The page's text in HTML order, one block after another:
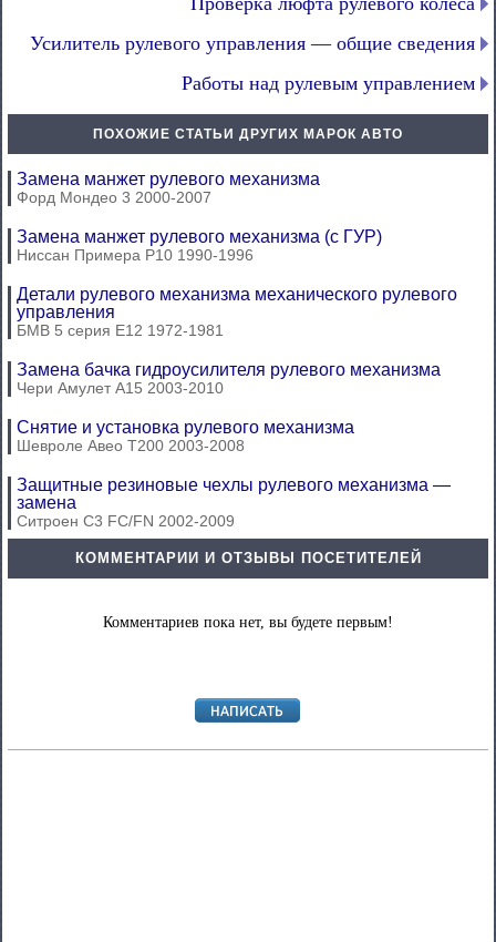
Усилитель рулевого управления — общие сведения
Работы над рулевым управлением
ПОХОЖИЕ СТАТЬИ ДРУГИХ МАРОК АВТО
Замена манжет рулевого механизма
Форд Мондео 3 2000-2007
Замена манжет рулевого механизма (с ГУР)
Ниссан Примера Р10 1990-1996
Детали рулевого механизма механического рулевого
управления
БМВ 5 серия Е12 1972-1981
Замена бачка гидроусилителя рулевого механизма
Чери Амулет А15 2003-2010
Снятие и установка рулевого механизма
Шевроле Авео Т200 2003-2008
Защитные резиновые чехлы рулевого механизма —
замена
Ситроен С3 FC/FN 2002-2009
КОММЕНТАРИИ И ОТЗЫВЫ ПОСЕТИТЕЛЕЙ
Комментариев пока нет, вы будете первым!